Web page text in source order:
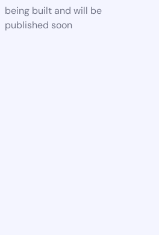
being built and will be
published soon